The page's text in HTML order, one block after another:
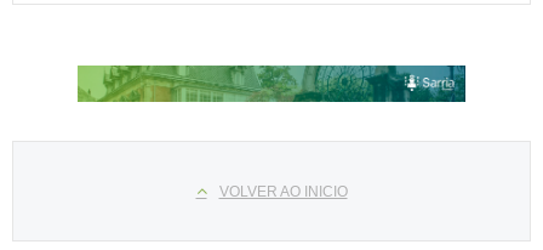
VOLVER AO INICIO